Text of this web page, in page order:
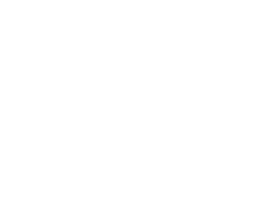
из роупа, каркас алюминий темно-